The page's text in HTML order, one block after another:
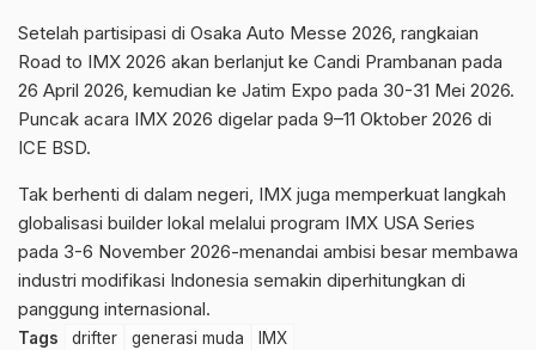
Setelah partisipasi di Osaka Auto Messe 2026, rangkaian
Road to IMX 2026 akan berlanjut ke Candi Prambanan pada
26 April 2026, kemudian ke Jatim Expo pada 30-31 Mei 2026.
Puncak acara IMX 2026 digelar pada 9–11 Oktober 2026 di
ICE BSD.
Tak berhenti di dalam negeri, IMX juga memperkuat langkah
globalisasi builder lokal melalui program IMX USA Series
pada 3-6 November 2026-menandai ambisi besar membawa
industri modifikasi Indonesia semakin diperhitungkan di
panggung internasional.
Tags drifter generasi muda
IMX